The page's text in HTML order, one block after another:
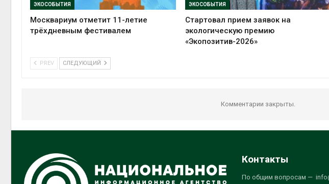
ЭКОСОБЫТИЯ
Москвариум отметит 11-летие
трёхдневным фестивалем
ЭКОСОБЫТИЯ
Стартовал прием заявок на
экологическую премию
«Экопозитив-2026»
PREV СЛЕДУЮЩИЙ
Комментарии закрыты.
Контакты
По общим вопросам —